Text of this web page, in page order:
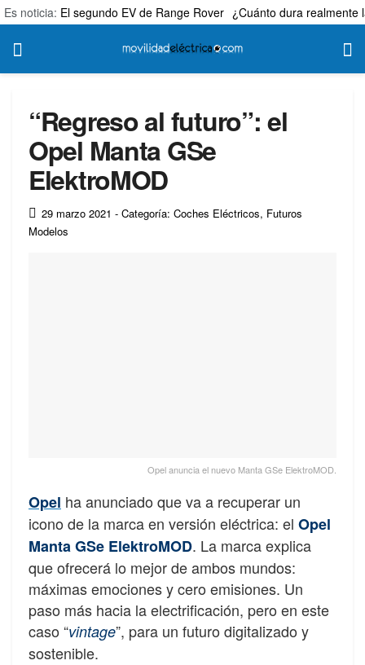
Es noticia: El segundo EV de Range Rover ¿Cuánto dura realmente
“Regreso al futuro”: el
Opel Manta GSe
ElektroMOD
29 marzo 2021 - Categoría: Coches Eléctricos, Futuros
Modelos
Opel anuncia el nuevo Manta GSe ElektroMOD.
Opel ha anunciado que va a recuperar un
icono de la marca en versión eléctrica: el Opel
Manta GSe ElektroMOD. La marca explica
que ofrecerá lo mejor de ambos mundos:
máximas emociones y cero emisiones. Un
paso más hacia la electrificación, pero en este
caso “vintage”, para un futuro digitalizado y
sostenible.